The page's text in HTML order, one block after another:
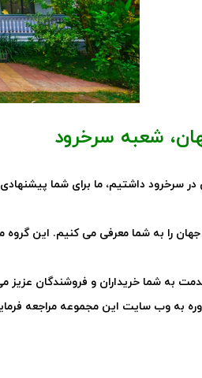
شعبه سرخرود
سرخرود داشتیم، ما برای شما
جهان را به شما معرفی می کنیم. این
خدمت به شما خریداران و فروشندگان
به وب سایت این مجموعه مراجعه